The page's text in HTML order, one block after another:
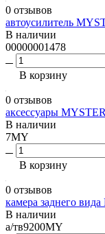
0 отзывов
автоусилитель
В наличии
00000001478
В корзину
0 отзывов
аксессуары
В наличии
7MY
В корзину
0 отзывов
камера заднего
В наличии
а/тв9200MY